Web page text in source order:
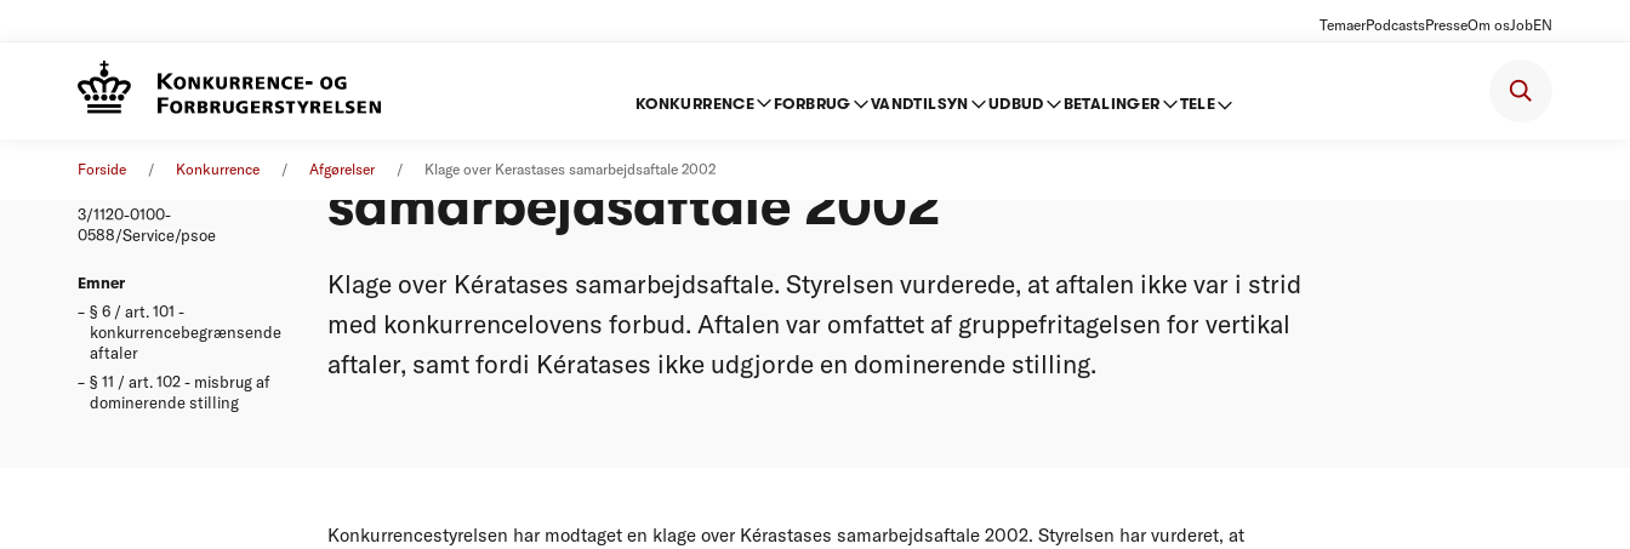
TemaerPodcastsPresseOm osJobEN
KONKURRENCE FORBRUG VANDTILSYN UDBUD BETALINGER TELE
Forside Konkurrence Afgørelser Klage over Kerastases samarbejdsaftale 2002
3/1120-0100-
0588/Service/psoe
Emner
§ 6 / art. 101 -
konkurrencebegrænsende
aftaler
§ 11 / art. 102 - misbrug af
dominerende stilling
samarbejdsaftale 2002
Klage over Kératases samarbejdsaftale. Styrelsen vurderede, at aftalen ikke var i strid
med konkurrencelovens forbud. Aftalen var omfattet af gruppefritagelsen for vertikal
aftaler, samt fordi Kératases ikke udgjorde en dominerende stilling.
Konkurrencestyrelsen har modtaget en klage over Kérastases samarbejdsaftale 2002. Styrelsen har vurderet, at